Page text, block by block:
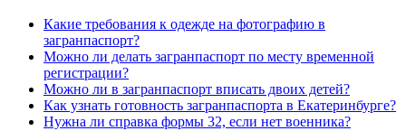
Какие требования к одежде на фотографию в
загранпаспорт?
Можно ли делать загранпаспорт по месту временной
регистрации?
Можно ли в загранпаспорт вписать двоих детей?
Как узнать готовность загранпаспорта в Екатеринбурге?
Нужна ли справка формы 32, если нет военника?